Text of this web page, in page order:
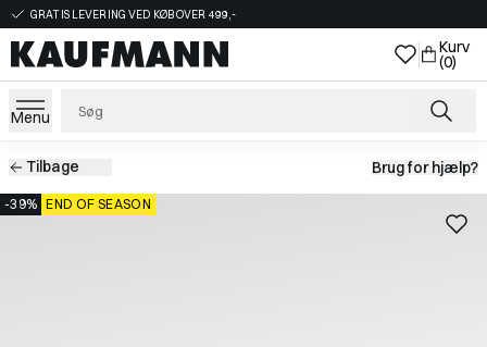
GRATIS LEVERING VED KØB OVER 499,-
Kurv
(0)
Menu
Tilbage Brug for hjælp?
-39% END OF SEASON